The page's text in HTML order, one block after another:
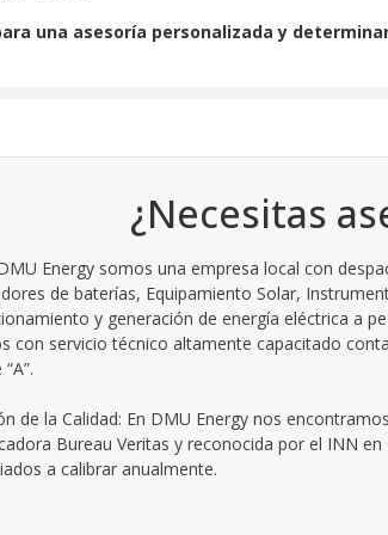
una asesoría personalizada y
¿Necesitas
Energy somos una empresa local con
de baterías, Equipamiento Solar,
y generación de energía eléctrica a
con servicio técnico altamente capacitado
de la Calidad: En DMU Energy nos
Bureau Veritas y reconocida por el INN
a calibrar anualmente.